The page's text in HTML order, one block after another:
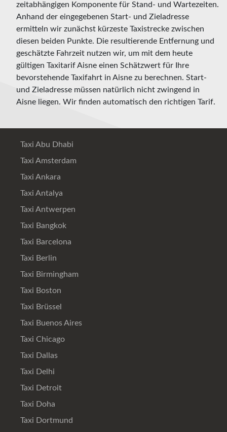
zeitabhängigen Komponente für Stand- und Wartezeiten.
Anhand der eingegebenen Start- und Zieladresse
ermitteln wir zunächst kürzeste Taxistrecke zwischen
diesen beiden Punkte. Die resultierende Entfernung und
geschätzte Fahrzeit nutzen wir, um mit dem heute
gültigen Taxitarif Aisne einen Schätzwert für Ihre
bevorstehende Taxifahrt in Aisne zu berechnen. Start-
und Zieladresse müssen natürlich nicht zwingend in
Aisne liegen. Wir finden automatisch den richtigen Tarif.
Taxi Abu Dhabi
Taxi Amsterdam
Taxi Ankara
Taxi Antalya
Taxi Antwerpen
Taxi Bangkok
Taxi Barcelona
Taxi Berlin
Taxi Birmingham
Taxi Boston
Taxi Brüssel
Taxi Buenos Aires
Taxi Chicago
Taxi Dallas
Taxi Delhi
Taxi Detroit
Taxi Doha
Taxi Dortmund